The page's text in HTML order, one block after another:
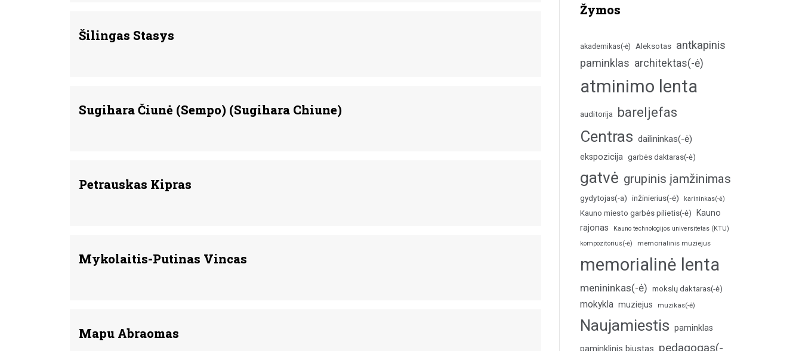
Šilingas Stasys
Sugihara Čiunė (Sempo) (Sugihara Chiune)
Petrauskas Kipras
Mykolaitis-Putinas Vincas
Mapu Abraomas
Žymos
akademikas(-ė) Aleksotas antkapinis
paminklas architektas(-ė)
atminimo lenta
auditorija bareljefas
Centras dailininkas(-ė)
ekspozicija garbės daktaras(-ė)
gatvė grupinis įamžinimas
gydytojas(-a) inžinierius(-ė) karininkas(-ė)
Kauno miesto garbės pilietis(-ė)
Kauno
rajonas
Kauno technologijos universitetas (KTU)
kompozitorius(-ė)
memorialinis muziejus
memorialinė lenta
menininkas(-ė) mokslų daktaras(-ė)
mokykla muziejus muzikas(-ė)
Naujamiestis paminklas
paminklinis biustas pedagogas(-